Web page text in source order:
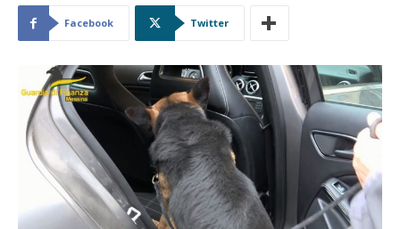
Facebook Twitter